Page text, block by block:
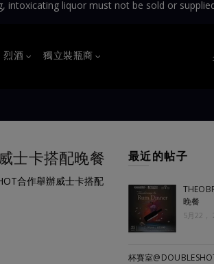
intoxicating liquor must not be sold or
烈酒 獨立裝瓶商
士卡搭配晚餐
合作舉辦威士卡搭配
最近的帖子
晚餐
5月22，
杯賽室